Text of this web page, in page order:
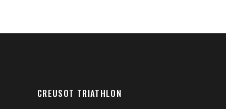
CREUSOT TRIATHLON